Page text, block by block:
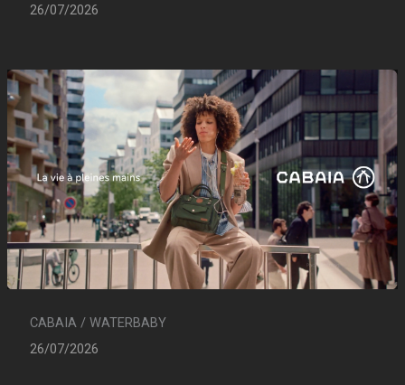
26/07/2026
CABAIA / WATERBABY
26/07/2026